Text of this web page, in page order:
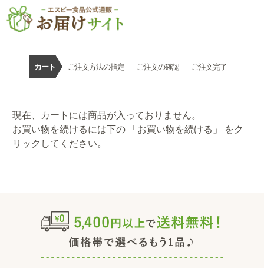
カート ご注文方法の指定 ご注文の確認 ご注文完了
現在、カートには商品が入っておりません。
お買い物を続けるには下の 「お買い物を続ける」 をク
リックしてください。